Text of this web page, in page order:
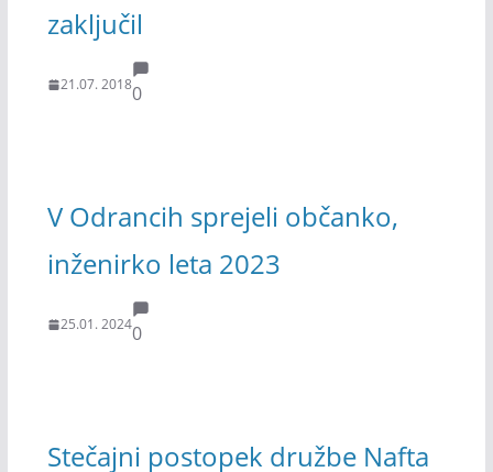
zaključil
21.07. 20180
V Odrancih sprejeli občanko,
inženirko leta 2023
25.01. 20240
Stečajni postopek družbe Nafta